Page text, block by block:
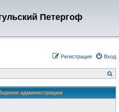
Петергоф
Вход
Регистрация
о
с
администрации